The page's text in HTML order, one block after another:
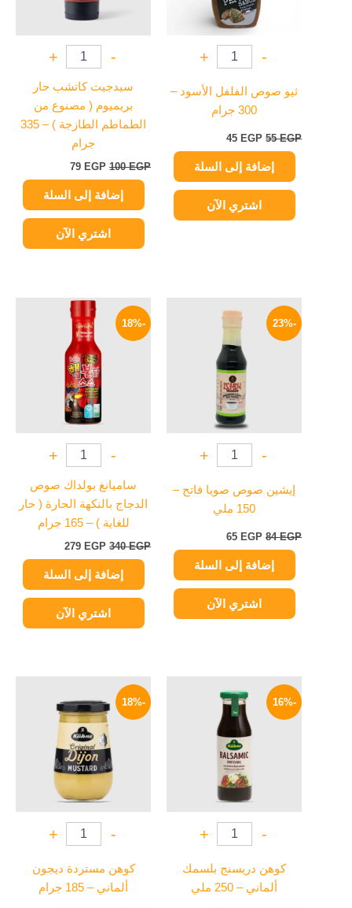
-
+
ثيو صوص الفلفل الأسود –
300 جرام
55EGP
45 EGP
إضافة إلى السلة
اشتري الآن
-
+
سيدجيت كاتشب حار
بريميوم ( مصنوع من
الطماطم الطازجة ) – 335
جرام
100EGP
79 EGP
إضافة إلى السلة
اشتري الآن
-23%
-
+
إيشين صوص صويا فاتح –
150 ملي
84EGP
الأصلي
65 EGP
الحالي
هو:
65 EGP.
إضافة إلى السلة
اشتري الآن
-18%
-
+
ساميانغ بولداك صوص
الدجاج بالنكهة الحارة ( حار
للغاية ) – 165 جرام
340EGP
السعر
الأصلي
340 EGP.
279 EGP
إضافة إلى السلة
اشتري الآن
-16%
-
+
كوهن دريسنج بلسمك
ألماني – 250 ملي
الأصلي
هو:
250 EGP.
-18%
-
+
كوهن مستردة ديجون
ألماني – 185 جرام
هو:
200 EGP.
هو:
165 EGP.